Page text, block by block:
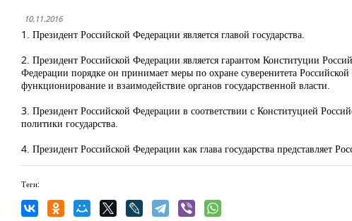
10.11.2016
1. Президент Российской Федерации является главой государства.
2. Президент Российской Федерации является гарантом Конституции
Федерации порядке он принимает меры по охране суверенитета
функционирование и взаимодействие органов государственной власти.
3. Президент Российской Федерации в соответствии с Конституцией
политики государства.
4. Президент Российской Федерации как глава государства
Теги: